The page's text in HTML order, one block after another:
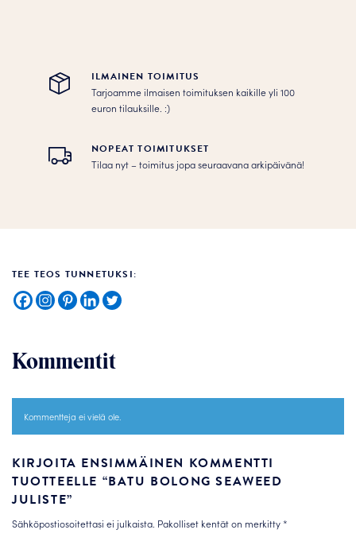
ILMAINEN TOIMITUS
Tarjoamme ilmaisen toimituksen kaikille yli 100
euron tilauksille. :­­)
NOPEAT TOIMITUKSET
Tilaa nyt – toimitus jopa seuraavana arkipäivänä!
TEE TEOS TUNNETUKSI:
Kommentit
Kommentteja ei vielä ole.
KIRJOITA ENSIMMÄINEN KOMMENTTI
TUOTTEELLE “BATU BOLONG SEAWEED
JULISTE”
Sähköpostiosoitettasi ei julkaista. Pakolliset kentät on merkitty*